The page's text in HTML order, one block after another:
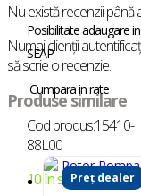
Posibilitate adaugare in
SEAP
Cumpara in rate
Cod produs:15410-
88L00
10 în stoc
Nu există recenzii până
Numai clienții
să scrie o recenzie.
Produse similare
Preț dealer